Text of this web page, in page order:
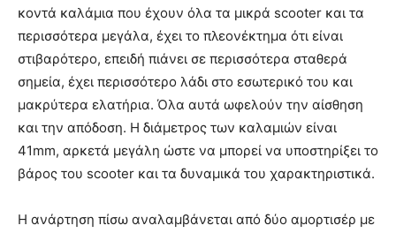
κοντά καλάμια που έχουν όλα τα μικρά scooter και τα
περισσότερα μεγάλα, έχει το πλεονέκτημα ότι είναι
στιβαρότερο, επειδή πιάνει σε περισσότερα σταθερά
σημεία, έχει περισσότερο λάδι στο εσωτερικό του και
μακρύτερα ελατήρια. Όλα αυτά ωφελούν την αίσθηση
και την απόδοση. Η διάμετρος των καλαμιών είναι
41mm, αρκετά μεγάλη ώστε να μπορεί να υποστηρίξει το
βάρος του scooter και τα δυναμικά του χαρακτηριστικά.
Η ανάρτηση πίσω αναλαμβάνεται από δύο αμορτισέρ με